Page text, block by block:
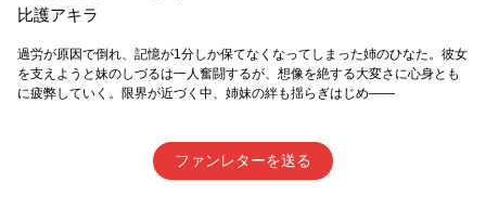
比護アキラ
過労が原因で倒れ、記憶が1分しか保てなくなってしまった姉のひなた。彼女
を支えようと妹のしづるは一人奮闘するが、想像を絶する大変さに心身とも
に疲弊していく。限界が近づく中、姉妹の絆も揺らぎはじめ――
ファンレターを送る